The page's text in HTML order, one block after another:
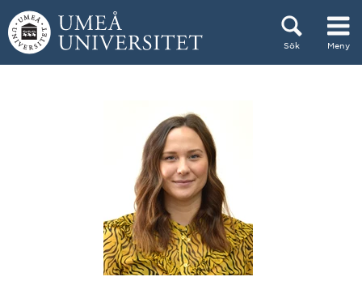
Hoppa direkt till innehållet
Sök Meny